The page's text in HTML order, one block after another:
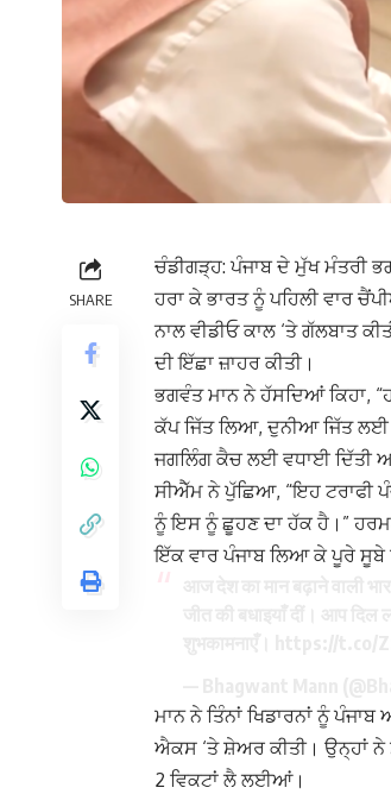
SHARE
ਚੰਡੀਗੜ੍ਹ: ਪੰਜਾਬ ਦੇ ਮੁੱਖ ਮੰਤਰੀ
ਹਰਾ ਕੇ ਭਾਰਤ ਨੂੰ ਪਹਿਲੀ ਵਾਰ
ਨਾਲ ਵੀਡੀਓ ਕਾਲ ‘ਤੇ ਗੱਲਬਾਤ
ਦੀ ਇੱਛਾ ਜ਼ਾਹਰ ਕੀਤੀ।
ਭਗਵੰਤ ਮਾਨ ਨੇ ਹੱਸਦਿਆਂ ਕਿਹਾ,
ਕੱਪ ਜਿੱਤ ਲਿਆ, ਦੁਨੀਆ ਜਿੱਤ
ਜਗਲਿੰਗ ਕੈਚ ਲਈ ਵਧਾਈ ਦਿੱਤੀ ਅਤੇ
ਸੀਐੱਮ ਨੇ ਪੁੱਛਿਆ, “ਇਹ ਟਰਾਫੀ
ਨੂੰ ਇਸ ਨੂੰ ਛੂਹਣ ਦਾ ਹੱਕ ਹੈ।”
ਇੱਕ ਵਾਰ ਪੰਜਾਬ ਲਿਆ ਕੇ ਪੂਰੇ ਸੂਬੇ
ਮਾਨ ਨੇ ਤਿੰਨਾਂ ਖਿਡਾਰਨਾਂ ਨੂੰ
ਐਕਸ ‘ਤੇ ਸ਼ੇਅਰ ਕੀਤੀ। ਉਨ੍ਹਾਂ ਨੇ
2 ਵਿਕਟਾਂ ਲੈ ਲਈਆਂ।